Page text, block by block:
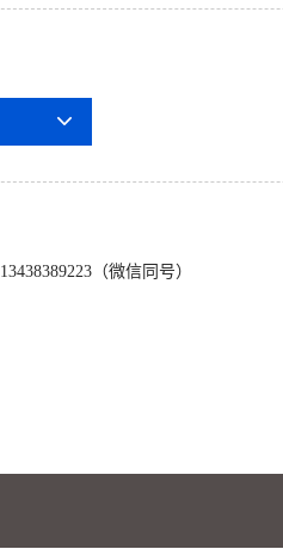
（微信同号）